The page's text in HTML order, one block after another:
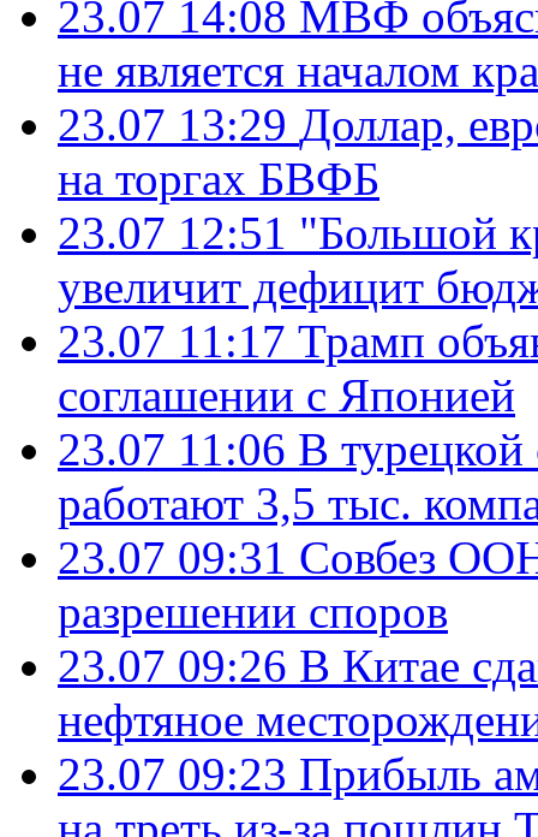
23.07 14:08 МВФ
не является началом
23.07 13:29 Доллар,
на торгах БВФБ
23.07 12:51 "Большой
увеличит дефицит
23.07 11:17 Трамп
соглашении с Японией
23.07 11:06 В
работают 3,5 тыс.
23.07 09:31 Совбез
разрешении споров
23.07 09:26 В Китае
нефтяное
23.07 09:23 Прибыль